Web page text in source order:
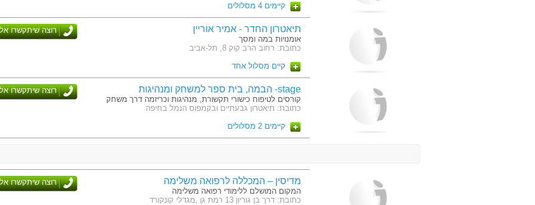
קיימים 4 מסלולים
תיאטרון החדר - אמיר אוריין
אומנויות במה ומסך
כתובת: רחוב הרב קוק 8, תל-אביב
רוצה שיתקשרו
קיים מסלול אחד
stage- הבמה, בית ספר למשחק ומנהיגות
קורסים לטיפוח כישורי תקשורת, מנהיגות וכריזמה דרך משחק
כתובת: תיאטרון גבעתיים ובקמפוס הנמל בחיפה
רוצה שיתקשרו
קיימים 2 מסלולים
מדיסין – המכללה לרפואה משלימה
המקום המושלם ללימודי רפואה משלימה
כתובת: דרך בן גוריון 13 רמת גן ,מגדלי קונקורד
רוצה שיתקשרו